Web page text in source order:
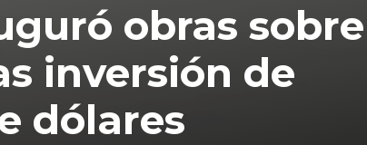
obras sobre
inversión de
dólares